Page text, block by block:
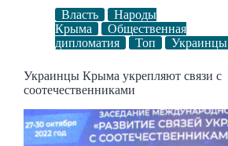
Власть
Народы
Крыма
Общественная
дипломатия
Топ Украинцы
Украинцы Крыма укрепляют связи с
соотечественниками